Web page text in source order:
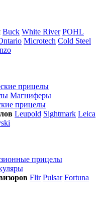
Buck White River POHL
Microtech Cold Steel
прицелы
Магниферы
прицелы
Leupold Sightmark Leica
прицелы
Flir Pulsar Fortuna